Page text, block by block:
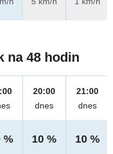
na 48 hodin
%
20:00
dnes
10 %
21:00
dnes
10 %